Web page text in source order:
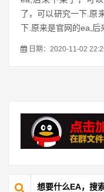
了，可以研究一下.原
下.原来是官网的ea,后
日期：2020-11-02
想要什么EA，搜